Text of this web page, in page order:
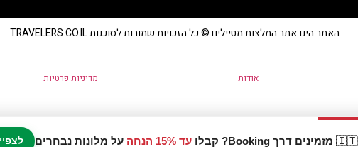
🇮🇹 מזמינים דרך Booking? קבלו עד 15% הנחה על מלונות נבחרים
האתר הינו אתר המלצות מטיילים © כל הזכויות שמורות לסוכנות TRAVELERS.CO.IL
אודות מדיניות פרטיות